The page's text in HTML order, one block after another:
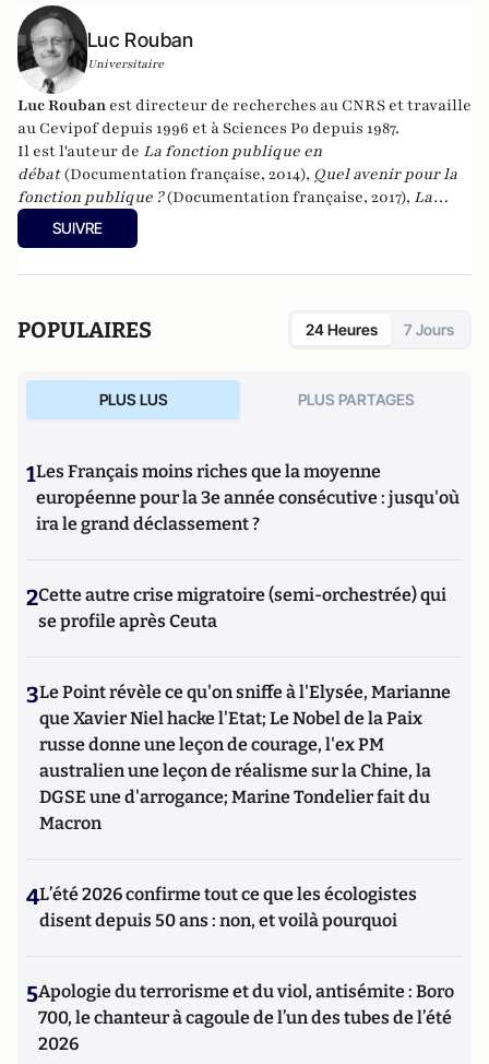
Luc Rouban
Universitaire
Luc Rouban est directeur de recherches au CNRS et travaille
au Cevipof depuis 1996 et à Sciences Po depuis 1987.
Il est l'auteur de La fonction publique en
débat(Documentation française, 2014), Quel avenir pour la
fonction publique ?(Documentation française, 2017), La
démocratie représentative est-elle en crise ?
(Documentation française, 2018) et
(2020). Il a publié en 2022
Les raisons de la défiance
aux
vraie victoire du RNaux Presses de Sciences Po. En 2024, il a
Les racines sociales de la violence politiqueaux
SUIVRE
POPULAIRES 24 Heures 7 Jours
PLUS LUS PLUS PARTAGES
1Les Français moins riches que la moyenne
européenne pour la 3e année consécutive : jusqu'où
ira le grand déclassement ?
2Cette autre crise migratoire (semi-orchestrée) qui
se profile après Ceuta
3Le Point révèle ce qu'on sniffe à l'Elysée, Marianne
que Xavier Niel hacke l'Etat; Le Nobel de la Paix
russe donne une leçon de courage, l'ex PM
australien une leçon de réalisme sur la Chine, la
DGSE une d'arrogance; Marine Tondelier fait du
Macron
4L’été 2026 confirme tout ce que les écologistes
disent depuis 50 ans : non, et voilà pourquoi
5Apologie du terrorisme et du viol, antisémite : Boro
700, le chanteur à cagoule de l’un des tubes de l’été
2026